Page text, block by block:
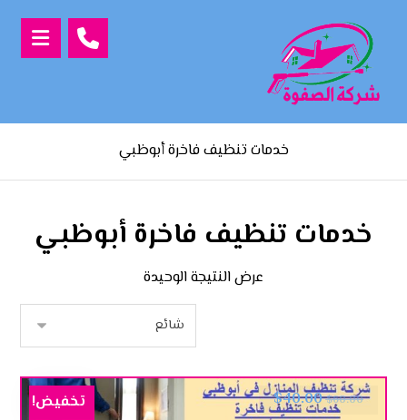
خدمات تنظيف فاخرة أبوظبي
خدمات تنظيف فاخرة أبوظبي
عرض النتيجة الوحيدة
$60.00
$40.00 تخفيض!